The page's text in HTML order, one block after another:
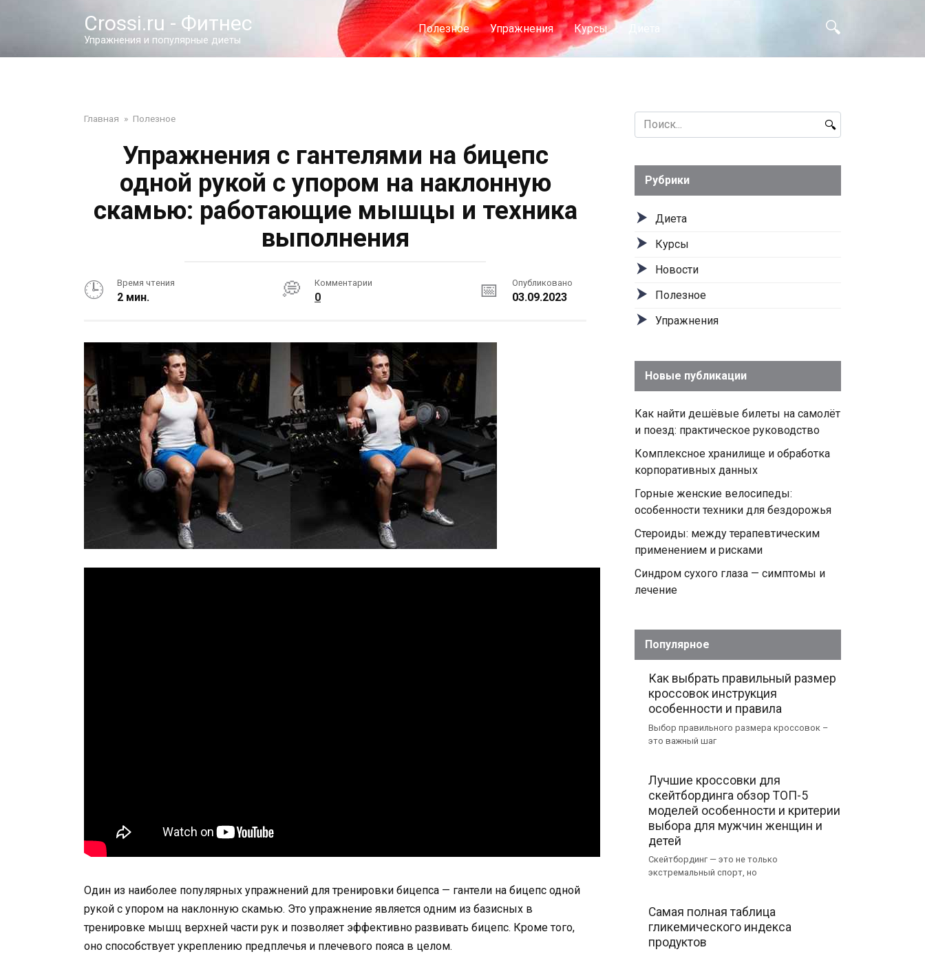
Crossi.ru - Фитнес
Упражнения и популярные диеты
Полезное Упражнения Курсы
Главная » Полезное
Упражнения с гантелями на бицепс
одной рукой с упором на наклонную
скамью: работающие мышцы и техника
выполнения
Время чтения
2 мин.
Комментарии
0
Опубликовано
03.09.2023
Один из наиболее популярных упражнений для тренировки бицепса — гантели на бицепс одной
рукой с упором на наклонную скамью. Это упражнение является одним из базисных в
тренировке мышц верхней части рук и позволяет эффективно развивать бицепс. Кроме того,
оно способствует укреплению предплечья и плечевого пояса в целом.
Search
for:
Рубрики
Диета
Курсы
Новости
Полезное
Упражнения
Новые публикации
Как найти дешёвые билеты на самолёт
и поезд: практическое руководство
Комплексное хранилище и обработка
корпоративных данных
Горные женские велосипеды:
особенности техники для бездорожья
Стероиды: между терапевтическим
применением и рисками
Синдром сухого глаза — симптомы и
лечение
Популярное
Как выбрать правильный размер
кроссовок инструкция
особенности и правила
Выбор правильного размера кроссовок –
это важный шаг
Лучшие кроссовки для
скейтбординга обзор ТОП-5
моделей особенности и критерии
выбора для мужчин женщин и
детей
Скейтбординг — это не только
экстремальный спорт, но
Самая полная таблица
гликемического индекса
продуктов